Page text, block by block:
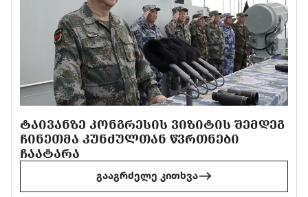
ᲢᲐᲘᲕᲐᲜᲖᲔ ᲙᲝᲜᲒᲠᲔᲡᲘᲡ ᲕᲘᲖᲘᲢᲘᲡ ᲨᲔᲛᲓᲔᲒ
ᲩᲘᲜᲔᲗᲛᲐ ᲙᲣᲜᲫᲣᲚᲗᲐᲜ ᲬᲕᲠᲗᲜᲔᲑᲘ
ᲩᲐᲐᲢᲐᲠᲐ
გააგრძელე კითხვა